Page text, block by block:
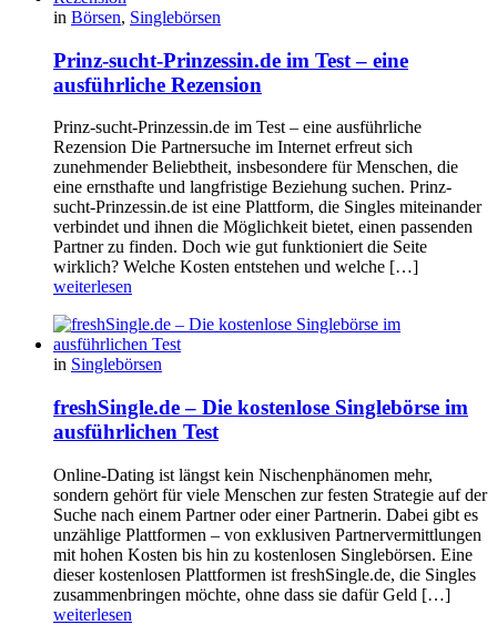
in Börsen, Singlebörsen
Prinz-sucht-Prinzessin.de im Test – eine
ausführliche Rezension
Prinz-sucht-Prinzessin.de im Test – eine ausführliche
Rezension Die Partnersuche im Internet erfreut sich
zunehmender Beliebtheit, insbesondere für Menschen, die
eine ernsthafte und langfristige Beziehung suchen. Prinz-
sucht-Prinzessin.de ist eine Plattform, die Singles miteinander
verbindet und ihnen die Möglichkeit bietet, einen passenden
Partner zu finden. Doch wie gut funktioniert die Seite
wirklich? Welche Kosten entstehen und welche […]
weiterlesen
in Singlebörsen
freshSingle.de – Die kostenlose Singlebörse im
ausführlichen Test
Online-Dating ist längst kein Nischenphänomen mehr,
sondern gehört für viele Menschen zur festen Strategie auf der
Suche nach einem Partner oder einer Partnerin. Dabei gibt es
unzählige Plattformen – von exklusiven Partnervermittlungen
mit hohen Kosten bis hin zu kostenlosen Singlebörsen. Eine
dieser kostenlosen Plattformen ist freshSingle.de, die Singles
zusammenbringen möchte, ohne dass sie dafür Geld […]
weiterlesen